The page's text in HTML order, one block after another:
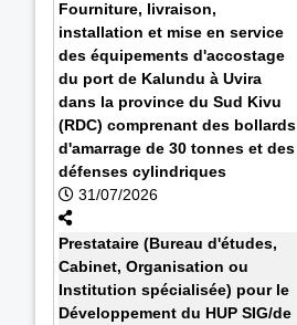
Fourniture, livraison,
installation et mise en service
des équipements d'accostage
du port de Kalundu à Uvira
dans la province du Sud Kivu
(RDC) comprenant des bollards
d'amarrage de 30 tonnes et des
défenses cylindriques
31/07/2026
Prestataire (Bureau d'études,
Cabinet, Organisation ou
Institution spécialisée) pour le
Développement du HUP SIG/de